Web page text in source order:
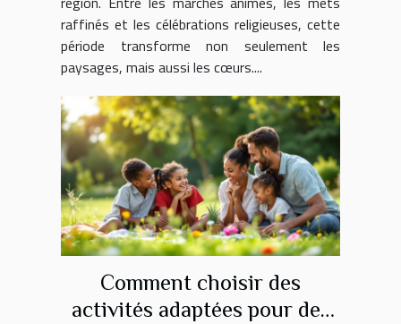
raffinés et les célébrations religieuses, cette
période transforme non seulement les
paysages, mais aussi les cœurs....
Comment choisir des
activités adaptées pour des